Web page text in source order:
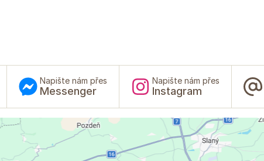
Napište nám přes
Messenger
Napište nám přes
Instagram